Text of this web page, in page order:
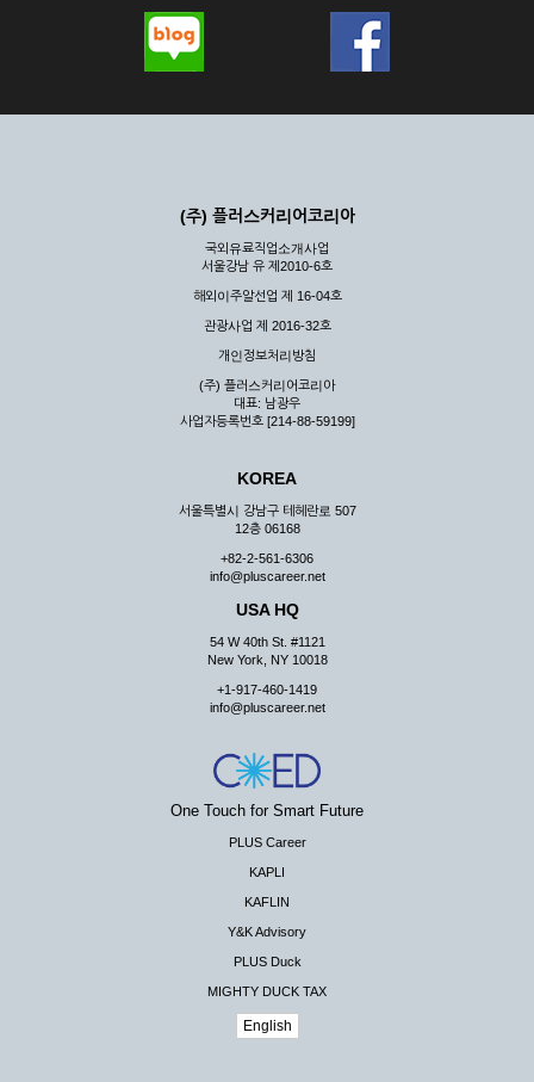
(주) 플러스커리어코리아
국외유료직업소개사업
서울강남 유 제2010-6호
해외이주알선업 제 16-04호
관광사업 제 2016-32호
개인정보처리방침
(주) 플러스커리어코리아
대표: 남광우
사업자등록번호 [214-88-59199]
KOREA
서울특별시 강남구 테헤란로 507
12층 06168
+82-2-561-6306
info@pluscareer.net
USA HQ
54 W 40th St. #1121
New York, NY 10018
+1-917-460-1419
info@pluscareer.net
One Touch for Smart Future
PLUS Career
KAPLI
KAFLIN
Y&K Advisory
PLUS Duck
MIGHTY DUCK TAX
English